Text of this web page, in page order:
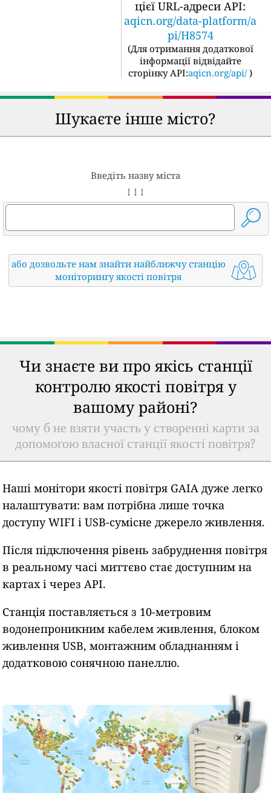
цієї URL-адреси API:
aqicn.org/data-platform/a
pi/H8574
(Для отримання додаткової
інформації відвідайте
сторінку API:aqicn.org/api/ )
Шукаєте інше місто?
Введіть назву міста
↓ ↓ ↓
або дозвольте нам знайти найближчу станцію
моніторингу якості повітря
Чи знаєте ви про якісь станції
контролю якості повітря у
вашому районі?
чому б не взяти участь у створенні карти за
допомогою власної станції якості повітря?
Наші монітори якості повітря GAIA дуже легко
налаштувати: вам потрібна лише точка
доступу WIFI і USB-сумісне джерело живлення.
Після підключення рівень забруднення повітря
в реальному часі миттєво стає доступним на
картах і через API.
Станція поставляється з 10-метровим
водонепроникним кабелем живлення, блоком
живлення USB, монтажним обладнанням і
додатковою сонячною панеллю.